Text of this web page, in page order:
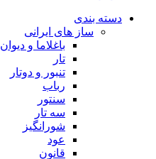
دسته بندی
ساز های ایرانی
باغلاما و دیوان
تار
تنبور و دوتار
رباب
سنتور
سه تار
شورانگیز
عود
قانون